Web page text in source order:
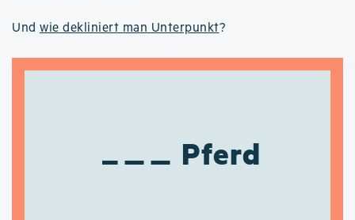
Und wie dekliniert man Unterpunkt?
Pferd